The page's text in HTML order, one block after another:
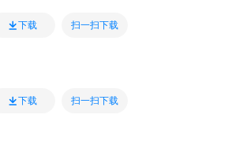
下载 扫一扫下载
下载 扫一扫下载